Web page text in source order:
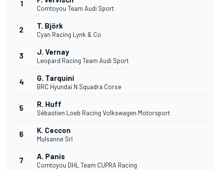
1
Comtoyou Team Audi Sport
2 T. Björk
Cyan Racing Lynk & Co
3 J. Vernay
Leopard Racing Team Audi Sport
4 G. Tarquini
BRC Hyundai N Squadra Corse
5 R. Huff
Sébastien Loeb Racing Volkswagen Motorsport
6 K. Ceccon
Mulsanne Srl
7 A. Panis
Comtoyou DHL Team CUPRA Racing